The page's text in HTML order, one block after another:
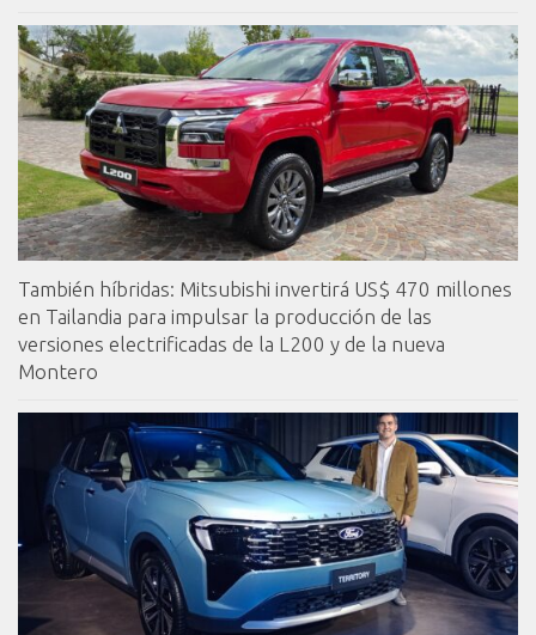
También híbridas: Mitsubishi invertirá US$ 470 millones
en Tailandia para impulsar la producción de las
versiones electrificadas de la L200 y de la nueva
Montero